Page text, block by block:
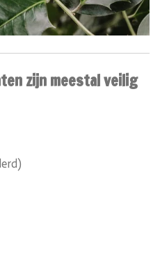
zijn meestal veilig